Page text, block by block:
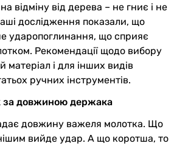
відміну від дерева – не гниє і не
дослідження показали, що
ударопоглинання, що сприяє
Рекомендації щодо вибору
матеріал і для інших видів
ручних інструментів.
за довжиною держака
довжину важеля молотка. Що
вийде удар. А що коротша, то